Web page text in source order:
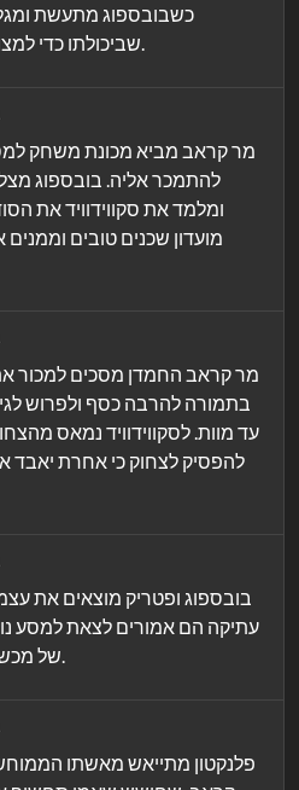
כשבובספוג מתעשת
שביכולתו כדי למצוא אותו. כ' עב'. מדובב. ש.ח.
מר קראב מביא מכונת משחק
להתמכר אליה. בובספוג
ומלמד את סקווידוויד את
מועדון שכנים טובים וממנים
מר קראב החמדן מסכים למכור
בתמורה להרבה כסף ולפרוש
עד מוות. לסקווידוויד נמאס
להפסיק לצחוק כי אחרת יאבד
בובספוג ופטריק מוצאים את
עתיקה הם אמורים לצאת למסע
של מכשף נורא. כ' עב'. מדובב. ש.ח.
פלנקטון מתייאש מאשתו